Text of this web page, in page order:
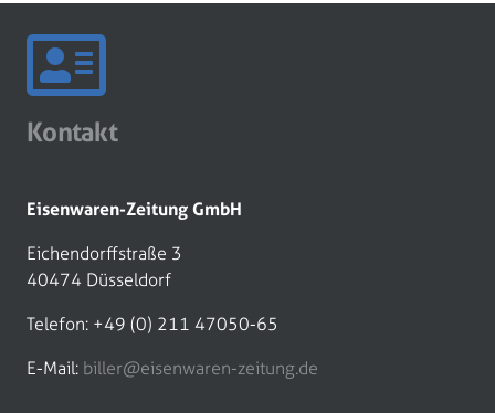
Kontakt
Eisenwaren-Zeitung GmbH
Eichendorffstraße 3
40474 Düsseldorf
Telefon: +49 (0) 211 47050-65
E-Mail: biller@eisenwaren-zeitung.de